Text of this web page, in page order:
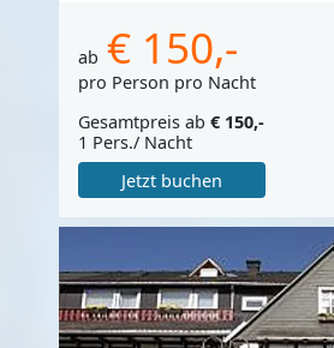
ab € 150,-
pro Person pro Nacht
Gesamtpreis ab € 150,-
1 Pers./ Nacht
Jetzt buchen